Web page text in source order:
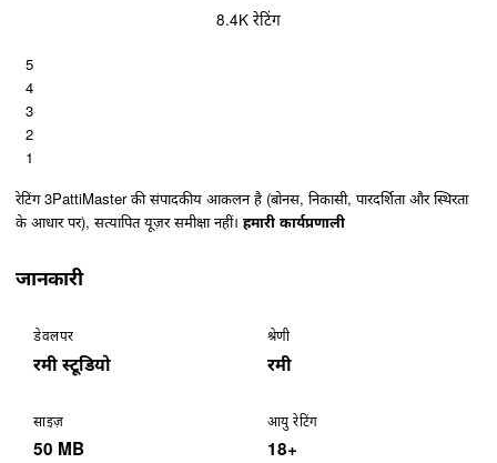
8.4K रेटिंग
5
4
3
2
1
रेटिंग 3PattiMaster की संपादकीय आकलन है (बोनस, निकासी, पारदर्शिता और स्थिरता
के आधार पर), सत्यापित यूज़र समीक्षा नहीं। हमारी कार्यप्रणाली
जानकारी
डेवलपर
रमी स्टूडियो
श्रेणी
रमी
साइज़
50 MB
आयु रेटिंग
18+